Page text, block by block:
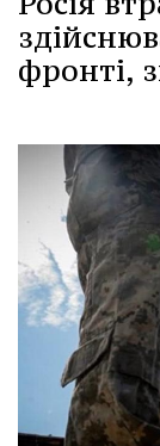
фронті,